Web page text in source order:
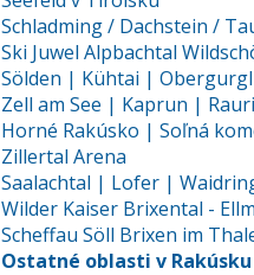
Schladming / Dachstein /
Ski Juwel Alpbachtal
Sölden | Kühtai | Obergurgl
Zell am See | Kaprun |
Horné Rakúsko | Soľná
Zillertal Arena
Saalachtal | Lofer |
Wilder Kaiser Brixental -
Scheffau Söll Brixen im
Ostatné oblasti v Rakúsku